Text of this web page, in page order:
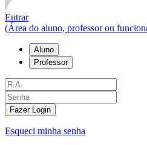
Entrar
(Área do aluno, professor ou
Aluno
Professor
Fazer Login
Esqueci minha senha